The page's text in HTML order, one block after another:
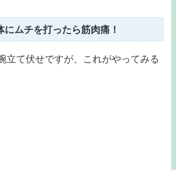
にムチを打ったら筋肉痛！
立て伏せですが、これがやってみる